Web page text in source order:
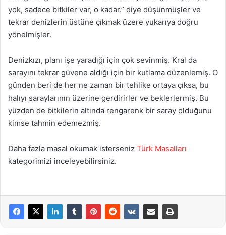
yok, sadece bitkiler var, o kadar.” diye düşünmüşler ve
tekrar denizlerin üstüne çıkmak üzere yukarıya doğru
yönelmişler.
Denizkızı, planı işe yaradığı için çok sevinmiş. Kral da
sarayını tekrar güvene aldığı için bir kutlama düzenlemiş. O
günden beri de her ne zaman bir tehlike ortaya çıksa, bu
halıyı saraylarının üzerine gerdirirler ve beklerlermiş. Bu
yüzden de bitkilerin altında rengarenk bir saray olduğunu
kimse tahmin edemezmiş.
Daha fazla masal okumak isterseniz Türk Masalları
kategorimizi inceleyebilirsiniz.